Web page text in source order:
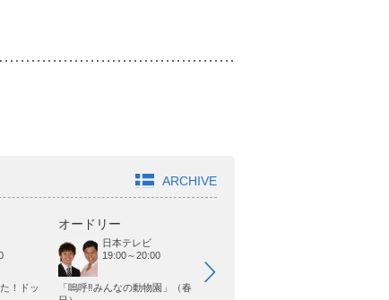
！ドッ
オードリー
日本テレビ
19:00～20:00
「嗚呼‼みんなの動物園」（春
ARCHIVE